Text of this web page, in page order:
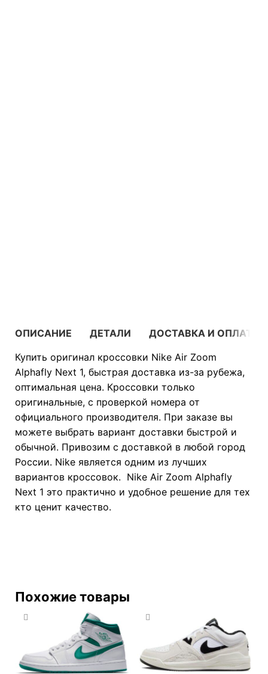
ОПИСАНИЕ ДЕТАЛИ
ДОСТАВКА И ОПЛАТА
Купить оригинал кроссовки Nike Air Zoom
Alphafly Next 1, быстрая доставка из-за рубежа,
оптимальная цена. Кроссовки только
оригинальные, с проверкой номера от
официального производителя. При заказе вы
можете выбрать вариант доставки быстрой и
обычной. Привозим с доставкой в любой город
России. Nike является одним из лучших
вариантов кроссовок. Nike Air Zoom Alphafly
Next 1 это практично и удобное решение для тех
кто ценит качество.
Похожие товары